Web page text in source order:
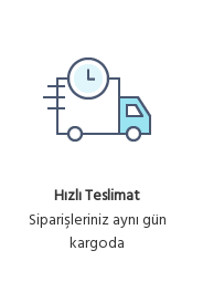
Hızlı Teslimat
Siparişleriniz aynı gün
kargoda